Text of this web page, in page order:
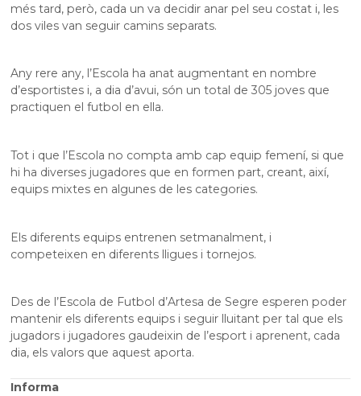
més tard, però, cada un va decidir anar pel seu costat i, les
dos viles van seguir camins separats.
Any rere any, l’Escola ha anat augmentant en nombre
d’esportistes i, a dia d’avui, són un total de 305 joves que
practiquen el futbol en ella.
Tot i que l’Escola no compta amb cap equip femení, si que
hi ha diverses jugadores que en formen part, creant, així,
equips mixtes en algunes de les categories.
Els diferents equips entrenen setmanalment, i
competeixen en diferents lligues i tornejos.
Des de l’Escola de Futbol d’Artesa de Segre esperen poder
mantenir els diferents equips i seguir lluitant per tal que els
jugadors i jugadores gaudeixin de l’esport i aprenent, cada
dia, els valors que aquest aporta.
Informa